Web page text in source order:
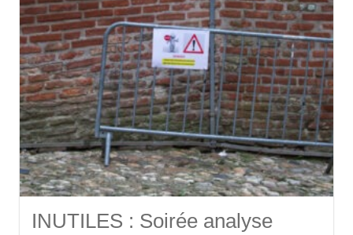
INUTILES : Soirée analyse